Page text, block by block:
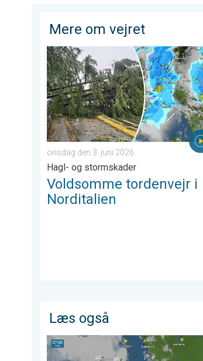
Mere om vejret
Voldsomme tordenvejr i Norditalien.
onsdag den 3. juni 2026
Hagl- og stormskader
Voldsomme tordenvejr i
Norditalien
Læs også
Tåge præger morgentrafikken fredag.